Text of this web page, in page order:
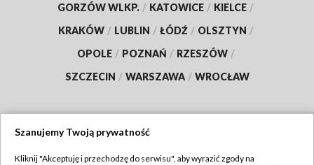
GORZÓW WLKP. / KATOWICE / KIELCE /
KRAKÓW / LUBLIN / ŁÓDŹ / OLSZTYN /
OPOLE / POZNAŃ / RZESZÓW /
SZCZECIN / WARSZAWA / WROCŁAW
Szanujemy Twoją prywatność
Kliknij "Akceptuję i przechodzę do serwisu", aby wyrazić zgody na